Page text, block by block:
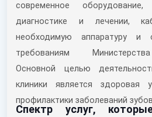
современное
диагностике и лечении,
необходимую аппаратуру и
требованиям
Основной целью
клиники является здоровая
профилактики заболеваний
Спектр услуг,